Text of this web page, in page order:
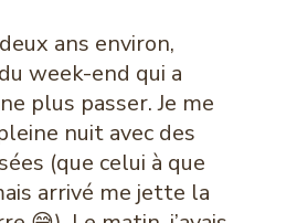
ans environ,
week-end qui a
plus passer. Je me
nuit avec des
(que celui à que
arrivé me jette la